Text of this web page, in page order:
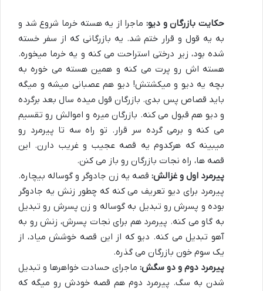
حکایت بازرگان و دیو:ماجرا از یه هسته خرما شروع شد و
به یه قول و قرار ختم شد. یه بازرگانی که از سفر خسته
شده بود، زیر درختی استراحت می کنه و یه خرما میخوره.
هسته اش رو پرت می کنه و همین هسته می خوره به
بچه یه دیو و میکشتش! دیو هم عصبانی میشه و میگه
باید قصاص پس بدی. بازرگان قول میده سال بعد برگرده
و دیو هم قبول می کنه. بازرگان میره و اموالش رو تقسیم
می کنه و برمی گرده سر قرار. تو راه سه تا پیرمرد رو
میبینه که هرکدوم یه قصه عجیب و غریب دارن. این
قصه ها، راه نجات بازرگان رو باز می کنن.
پیرمرد اول و غزالش: قصه یه زن جادوگر و گوساله بیچاره.
پیرمرد برای دیو تعریف می کنه که چطور زنش یه جادوگر
بوده و پسرش رو تبدیل به گوساله و زن پسرش رو تبدیل
به گاو می کنه. پیرمرد هم برای نجات پسرش، زنش رو به
آهو تبدیل می کنه. دیو که از این قصه خوشش میاد، از
یک سوم خون بازرگان می گذره.
پیرمرد دوم و دو سگش: ماجرای حسادت خواهرها و تبدیل
شدن به سگ. پیرمرد دوم هم قصه خودش رو میگه که